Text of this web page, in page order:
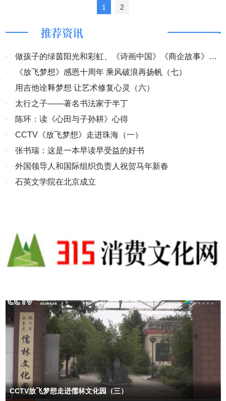
推荐资讯
·
做孩子的绿茵阳光和彩虹、《诗画中国》《商企故事》开
机
·
《放飞梦想》感恩十周年 乘风破浪再扬帆（七）
·
用吉他诠释梦想 让艺术修复心灵（六）
·
太行之子——著名书法家于半丁
·
陈环：读《心田与子孙耕》心得
·
CCTV《放飞梦想》走进珠海（一）
·
张书瑞：这是一本早读早受益的好书
·
外国领导人和国际组织负责人祝贺马年新春
·
石英文学院在北京成立
CCTV放飞梦想走进儒林文化园（三）
研。经全国315诚信单位推选委员会等相关单位认证为315诚信会员单
多年来一直致力于矿山设备的研制和开发，以更好地服务于矿山、隧
道混凝土喷射施工作业。作为一家制造型企业，郑州岩科机械有限公
司同时具有独立的货物与技术进出口权利。公司自创立以来，秉承“以
质量”的企业方针和“以科技发展、追求卓越”的企业宗旨，本着“客户第
一，诚信至上”、“以质量求生存，以信誉求发展”的原则。 一流的产
品， 源于先进的设计理念、精良的生产装备、严格的检测手段、完善
的质保体系、快速的信息反馈以及优秀的售后服务，为用户提供一流
量、讲诚信，广交四海宾朋，在河南周边煤矿建设项目施工队伍中和
各矿业集团建立了牢固的物资供应关系，赢得了广大顾客的好评。 公
司部分产品： 联系电话：13783689812 地址：河南省郑州市高新区
1 2